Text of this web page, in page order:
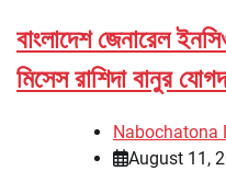
বাংলাদেশ জেনারেল
মিসেস রাশিদা বানুর
Nabochatona
August 11,